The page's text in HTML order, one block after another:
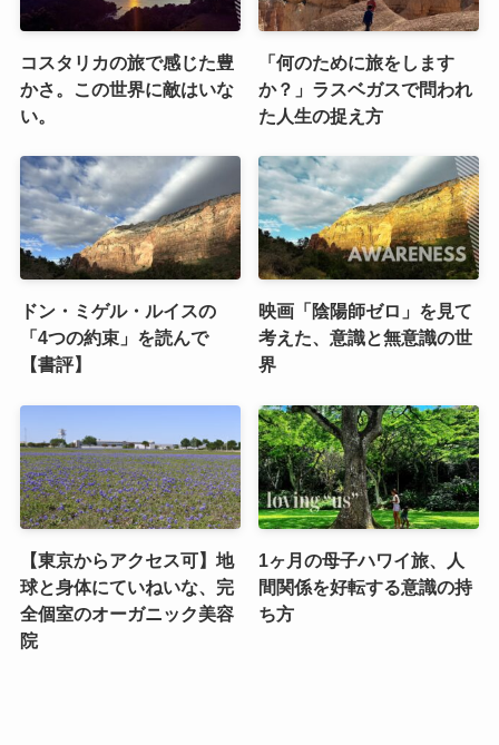
コスタリカの旅で感じた豊
かさ。この世界に敵はいな
い。
「何のために旅をします
か？」ラスベガスで問われ
た人生の捉え方
ドン・ミゲル・ルイスの
「4つの約束」を読んで
【書評】
映画「陰陽師ゼロ」を見て
考えた、意識と無意識の世
界
【東京からアクセス可】地
球と身体にていねいな、完
全個室のオーガニック美容
院
1ヶ月の母子ハワイ旅、人
間関係を好転する意識の持
ち方